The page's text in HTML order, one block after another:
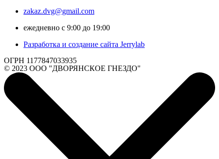
zakaz.dvg@gmail.com
ежедневно с 9:00 до 19:00
Разработка и создание сайта Jerrylab
ОГРН 1177847033935
© 2023 ООО "ДВОРЯНСКОЕ ГНЕЗДО"